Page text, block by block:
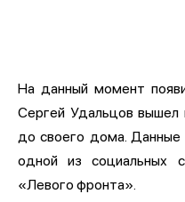
На данный момент
Сергей Удальцов
до своего дома. Данные
одной из социальных
«Левого фронта».